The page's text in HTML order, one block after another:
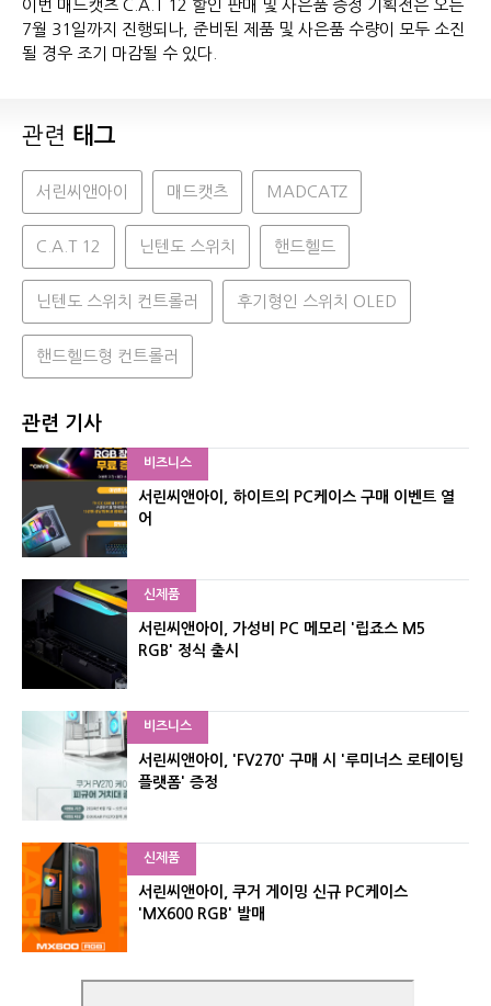
이번 매드캣츠 C.A.T 12 할인 판매 및 사은품 증정 기획전은 오는
7월 31일까지 진행되나, 준비된 제품 및 사은품 수량이 모두 소진
될 경우 조기 마감될 수 있다.
관련 태그
서린씨앤아이 매드캣츠 MADCATZ
C.A.T 12 닌텐도 스위치 핸드헬드
닌텐도 스위치 컨트롤러 후기형인 스위치 OLED
핸드헬드형 컨트롤러
관련 기사
비즈니스
서린씨앤아이, 하이트의 PC케이스 구매 이벤트 열
어
신제품
서린씨앤아이, 가성비 PC 메모리 '립죠스 M5
RGB' 정식 출시
비즈니스
서린씨앤아이, 'FV270' 구매 시 '루미너스 로테이팅
플랫폼' 증정
신제품
서린씨앤아이, 쿠거 게이밍 신규 PC케이스
'MX600 RGB' 발매